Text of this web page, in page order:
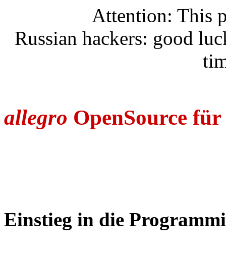
Attention: This
Russian hackers: good
allegro OpenSource
Einstieg in die